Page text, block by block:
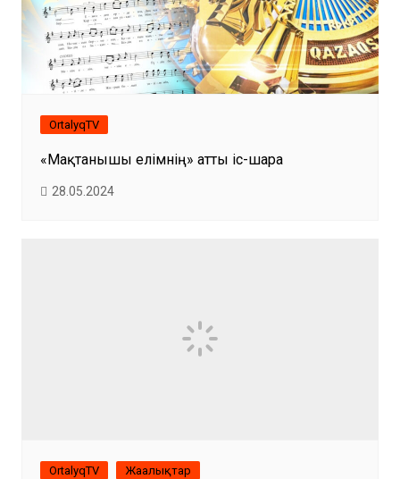
OrtalyqTV
«Мақтанышы елімнің» атты іс-шара
28.05.2024
OrtalyqTV Жаңалықтар